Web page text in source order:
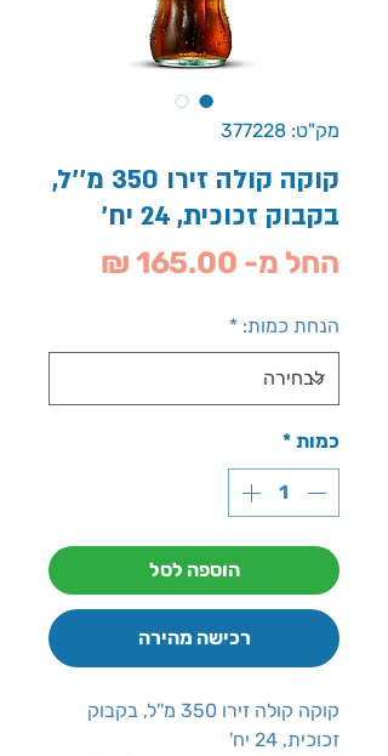
מק"ט: 377228
קוקה קולה זירו 350 מ''ל,
בקבוק זכוכית, 24 יח'
החל מ- 165.00 ₪
הנחת כמות: *
כמות *
הוספה לסל
רכישה מהירה
קוקה קולה זירו 350 מ''ל, בקבוק
זכוכית, 24 יח'